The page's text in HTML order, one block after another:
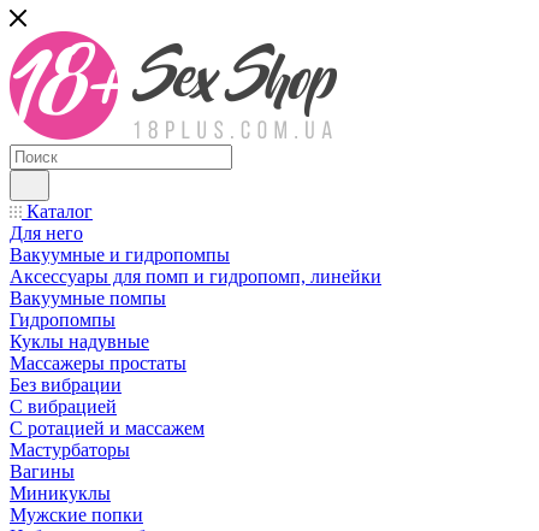
Каталог
Для него
Вакуумные и гидропомпы
Аксессуары для помп и гидропомп, линейки
Вакуумные помпы
Гидропомпы
Куклы надувные
Массажеры простаты
Без вибрации
С вибрацией
С ротацией и массажем
Мастурбаторы
Вагины
Миникуклы
Мужские попки